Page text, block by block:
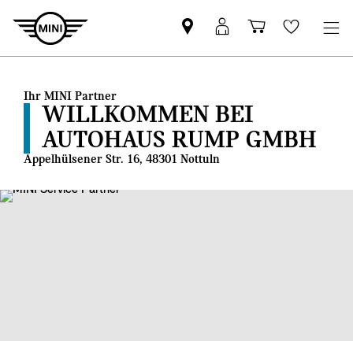
MINI
Partner
MINI
Login
Wishlist
Ihr MINI Partner
WILLKOMMEN BEI
AUTOHAUS RUMP GMBH
Appelhülsener Str. 16, 48301 Nottuln